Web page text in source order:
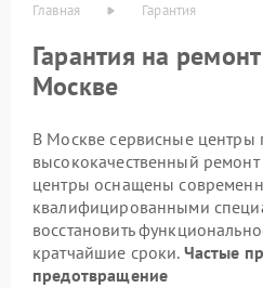
Главная Гарантия
Гарантия на ремонт
Москве
В Москве сервисные центры
высококачественный ремонт
центры оснащены
квалифицированными
восстановить
кратчайшие сроки. Частые
предотвращение